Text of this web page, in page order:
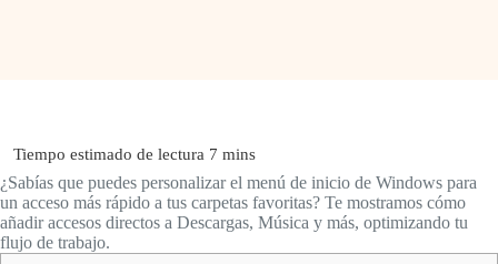
¿Sabías que puedes personalizar el menú de inicio de Windows para
un acceso más rápido a tus carpetas favoritas? Te mostramos cómo
añadir accesos directos a Descargas, Música y más, optimizando tu
flujo de trabajo.